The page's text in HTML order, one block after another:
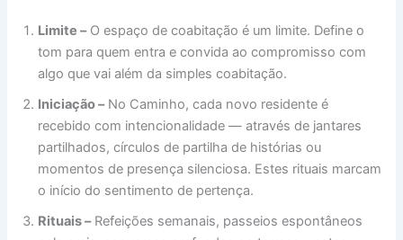
Limite –O espaço de coabitação é um limite. Define o
tom para quem entra e convida ao compromisso com
algo que vai além da simples coabitação.
Iniciação –No Caminho, cada novo residente é
recebido com intencionalidade — através de jantares
partilhados, círculos de partilha de histórias ou
momentos de presença silenciosa. Estes rituais marcam
o início do sentimento de pertença.
Rituais –Refeições semanais, passeios espontâneos